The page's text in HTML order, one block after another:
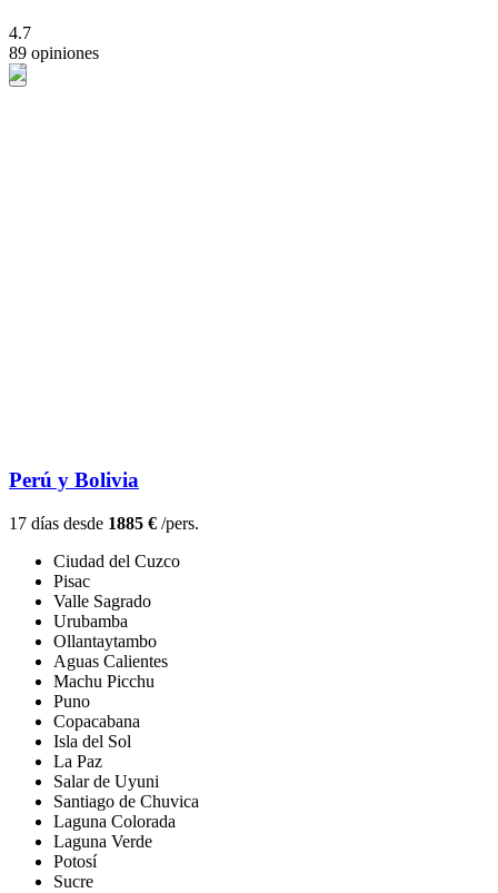
4.7
89 opiniones
Perú y Bolivia
17 días desde 1885 € /pers.
Ciudad del Cuzco
Pisac
Valle Sagrado
Urubamba
Ollantaytambo
Aguas Calientes
Machu Picchu
Puno
Copacabana
Isla del Sol
La Paz
Salar de Uyuni
Santiago de Chuvica
Laguna Colorada
Laguna Verde
Potosí
Sucre